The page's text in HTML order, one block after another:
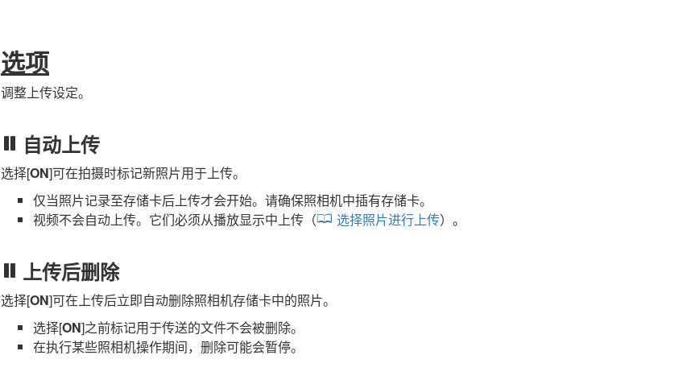
选项
调整上传设定。
自动上传
选择[ON]可在拍摄时标记新照片用于上传。
仅当照片记录至存储卡后上传才会开始。请确保照相机中插有存储卡。
视频不会自动上传。它们必须从播放显示中上传（
选择照片进行上传）。
上传后删除
选择[ON]可在上传后立即自动删除照相机存储卡中的照片。
选择[ON]之前标记用于传送的文件不会被删除。
在执行某些照相机操作期间，删除可能会暂停。